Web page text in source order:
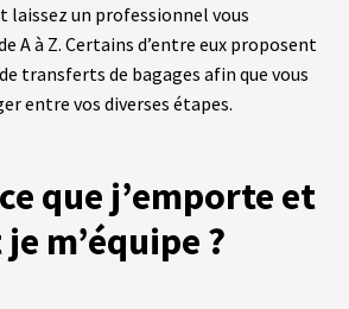
laissez un professionnel vous
A à Z. Certains d’entre eux proposent
transferts de bagages afin que vous
entre vos diverses étapes.
que j’emporte et
m’équipe ?